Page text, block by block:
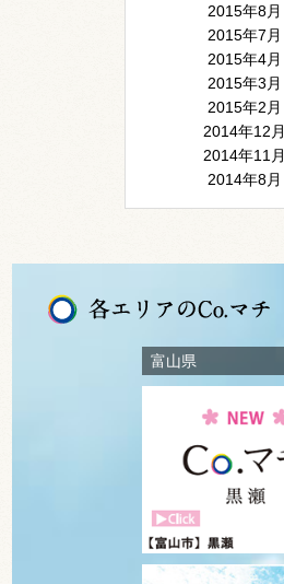
2015年8月
2015年7月
2015年4月
2015年3月
2015年2月
2014年12月
2014年11月
2014年8月
富山県